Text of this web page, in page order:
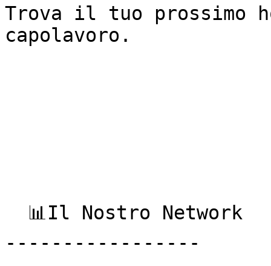
Trova il tuo prossimo
capolavoro.
-----------------